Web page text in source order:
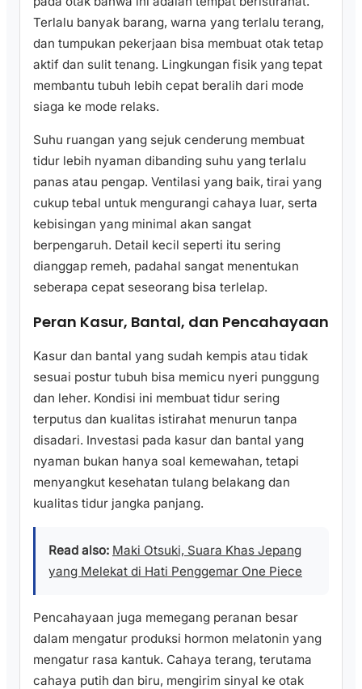
Terlalu banyak barang, warna yang terlalu terang,
dan tumpukan pekerjaan bisa membuat otak tetap
aktif dan sulit tenang. Lingkungan fisik yang tepat
membantu tubuh lebih cepat beralih dari mode
siaga ke mode relaks.
Suhu ruangan yang sejuk cenderung membuat
tidur lebih nyaman dibanding suhu yang terlalu
panas atau pengap. Ventilasi yang baik, tirai yang
cukup tebal untuk mengurangi cahaya luar, serta
kebisingan yang minimal akan sangat
berpengaruh. Detail kecil seperti itu sering
dianggap remeh, padahal sangat menentukan
seberapa cepat seseorang bisa terlelap.
Peran Kasur, Bantal, dan Pencahayaan
Kasur dan bantal yang sudah kempis atau tidak
sesuai postur tubuh bisa memicu nyeri punggung
dan leher. Kondisi ini membuat tidur sering
terputus dan kualitas istirahat menurun tanpa
disadari. Investasi pada kasur dan bantal yang
nyaman bukan hanya soal kemewahan, tetapi
menyangkut kesehatan tulang belakang dan
kualitas tidur jangka panjang.
Read also: Maki Otsuki, Suara Khas Jepang
yang Melekat di Hati Penggemar One Piece
Pencahayaan juga memegang peranan besar
dalam mengatur produksi hormon melatonin yang
mengatur rasa kantuk. Cahaya terang, terutama
cahaya putih dan biru, mengirim sinyal ke otak